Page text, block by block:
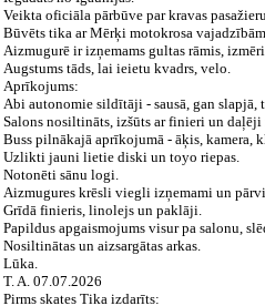
Veikta oficiāla pārbūve par kravas
Būvēts tika ar Mērķi motokrosa
Aizmugurē ir izņemams gultas rāmis,
Augstums tāds, lai ieietu kvadrs, velo.
Aprīkojums:
Abi autonomie sildītāji - sausā, gan slapjā,
Salons nosiltināts, izšūts ar finieri un daļēji
Buss pilnākajā aprīkojumā - āķis, kamera,
Uzlikti jauni lietie diski un toyo riepas.
Notonēti sānu logi.
Aizmugures krēsli viegli izņemami un
Grīdā finieris, linolejs un paklāji.
Papildus apgaismojums visur pa salonu,
Nosiltinātas un aizsargātas arkas.
Lūka.
T. A. 07.07.2026
Pirms skates Tika izdarīts: